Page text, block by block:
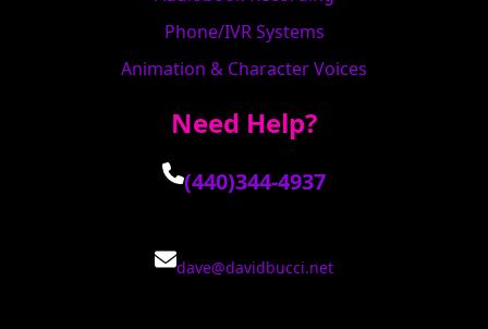
Phone/IVR Systems
Animation & Character Voices
Need Help?
(440)344-4937
dave@davidbucci.net